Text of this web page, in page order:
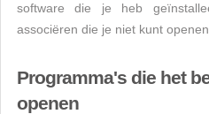
software die je heb
associëren die je niet kunt openen.
Programma's die het
openen